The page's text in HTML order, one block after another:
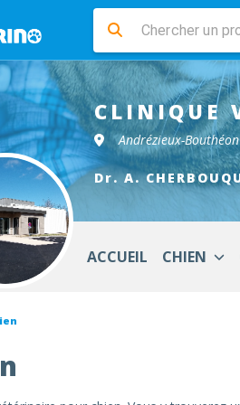
CLINIQUE
Andrézieux-
Dr. A.
ACCUEIL CHIEN